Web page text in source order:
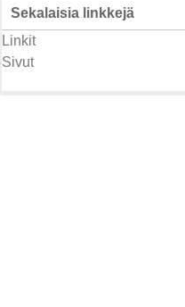
Sekalaisia linkkejä
Linkit
Sivut